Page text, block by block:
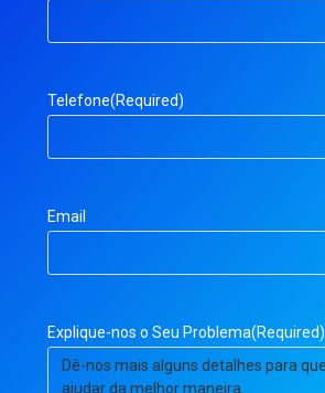
Telefone(Required)
Email
Explique-nos o Seu Problema(Required)